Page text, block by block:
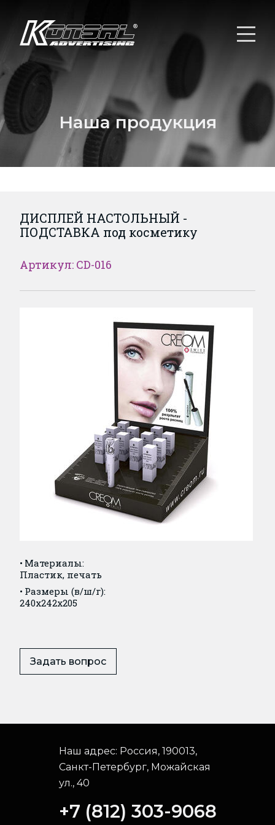
Наша продукция
ДИСПЛЕЙ НАСТОЛЬНЫЙ -
ПОДСТАВКА под косметику
Артикул: CD-016
Материалы:
Пластик, печать
Размеры (в/ш/г):
240x242x205
Задать вопрос
Наш адрес: Россия, 190013,
Санкт-Петербург, Можайская
ул., 40
+7 (812) 303-9068